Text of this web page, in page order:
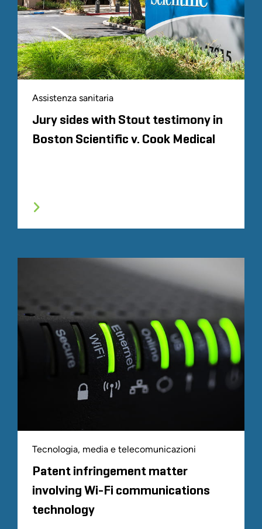
Assistenza sanitaria
Jury sides with Stout testimony in
Boston Scientific v. Cook Medical
Tecnologia, media e telecomunicazioni
Patent infringement matter
involving Wi-Fi communications
technology